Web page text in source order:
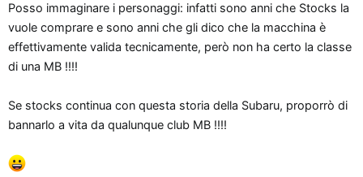
Posso immaginare i personaggi: infatti sono anni che Stocks la
vuole comprare e sono anni che gli dico che la macchina è
effettivamente valida tecnicamente, però non ha certo la classe
di una MB !!!!
Se stocks continua con questa storia della Subaru, proporrò di
bannarlo a vita da qualunque club MB !!!!